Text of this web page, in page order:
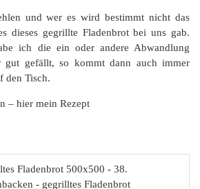
und wer es wird bestimmt nicht das
dieses gegrillte Fladenbrot bei uns gab.
ich die ein oder andere Abwandlung
gut gefällt, so kommt dann auch immer
den Tisch.
– hier mein Rezept